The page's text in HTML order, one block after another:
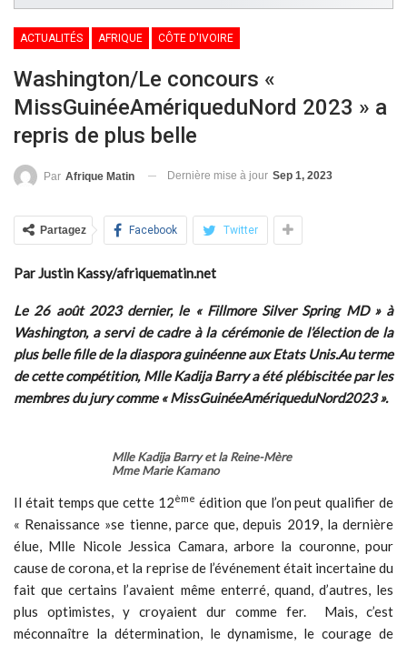
ACTUALITÉS AFRIQUE CÔTE D'IVOIRE
Washington/Le concours «
MissGuinéeAmériqueduNord 2023 » a
repris de plus belle
Par Afrique Matin Dernière mise à jour Sep 1, 2023
Partagez Facebook Twitter
Par Justin Kassy/afriquematin.net
Le 26 août 2023 dernier, le « Fillmore Silver Spring MD » à
Washington, a servi de cadre à la cérémonie de l’élection de la
plus belle fille de la diaspora guinéenne aux Etats Unis.Au terme
de cette compétition, Mlle Kadija Barry a été plébiscitée par les
membres du jury comme « MissGuinéeAmériqueduNord2023 ».
Mlle Kadija Barry et la Reine-Mère
Mme Marie Kamano
Il était temps que cette 12ème édition que l’on peut qualifier de
« Renaissance »se tienne, parce que, depuis 2019, la dernière
élue, Mlle Nicole Jessica Camara, arbore la couronne, pour
cause de corona, et la reprise de l’événement était incertaine du
fait que certains l’avaient même enterré, quand, d’autres, les
plus optimistes, y croyaient dur comme fer. Mais, c’est
méconnaître la détermination, le dynamisme, le courage de